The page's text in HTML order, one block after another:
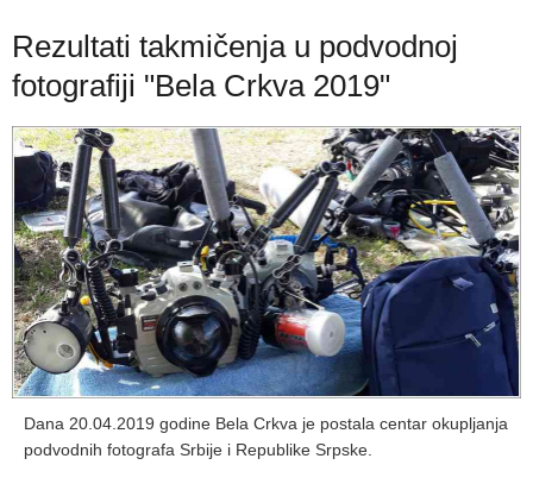
Rezultati takmičenja u podvodnoj
fotografiji "Bela Crkva 2019"
Dana 20.04.2019 godine Bela Crkva je postala centar okupljanja
podvodnih fotografa Srbije i Republike Srpske.